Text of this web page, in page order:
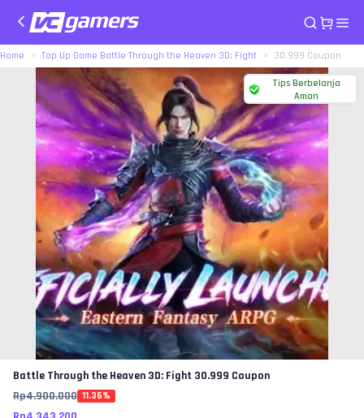
Home Top Up Game Battle Through the Heaven 3D: Fight 30.999 Coupon
Tips Berbelanja
Aman
Battle Through the Heaven 3D: Fight 30.999 Coupon
Rp4.900.000 11.36%